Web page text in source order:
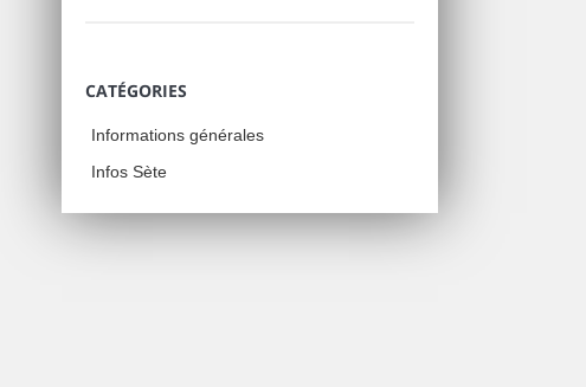
CATÉGORIES
Informations générales
Infos Sète